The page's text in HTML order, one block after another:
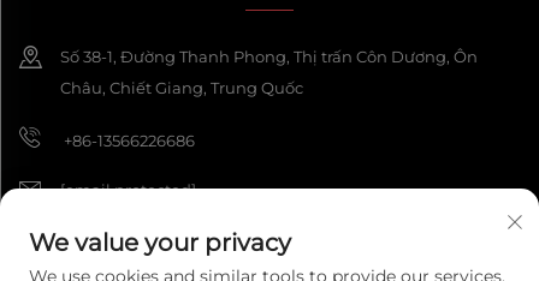
Số 38-1, Đường Thanh Phong, Thị trấn Côn Dương, Ôn
Châu, Chiết Giang, Trung Quốc
+86-13566226686
[email protected]
We value your privacy
We use cookies and similar tools to provide our services.